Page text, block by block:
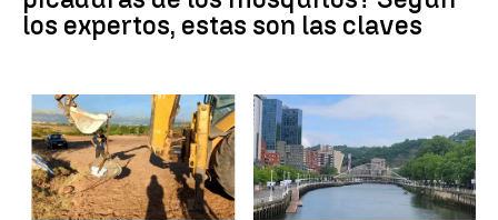
los expertos, estas son las claves